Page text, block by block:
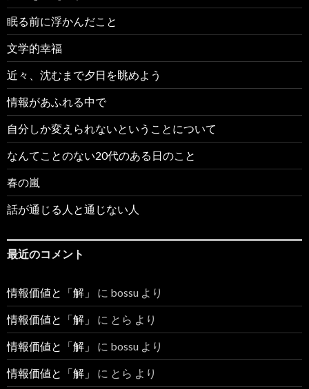
眠る前に浮かんだこと
文学的幸福
近々、沈むまで夕日を眺めよう
情報があふれる中で
自分しか変えられないということについて
なんてことのない20代のある日のこと
春の嵐
話が通じる人と通じない人
最近のコメント
情報価値と「解」 に bossu より
情報価値と「解」 に とら より
情報価値と「解」 に bossu より
情報価値と「解」 に とら より